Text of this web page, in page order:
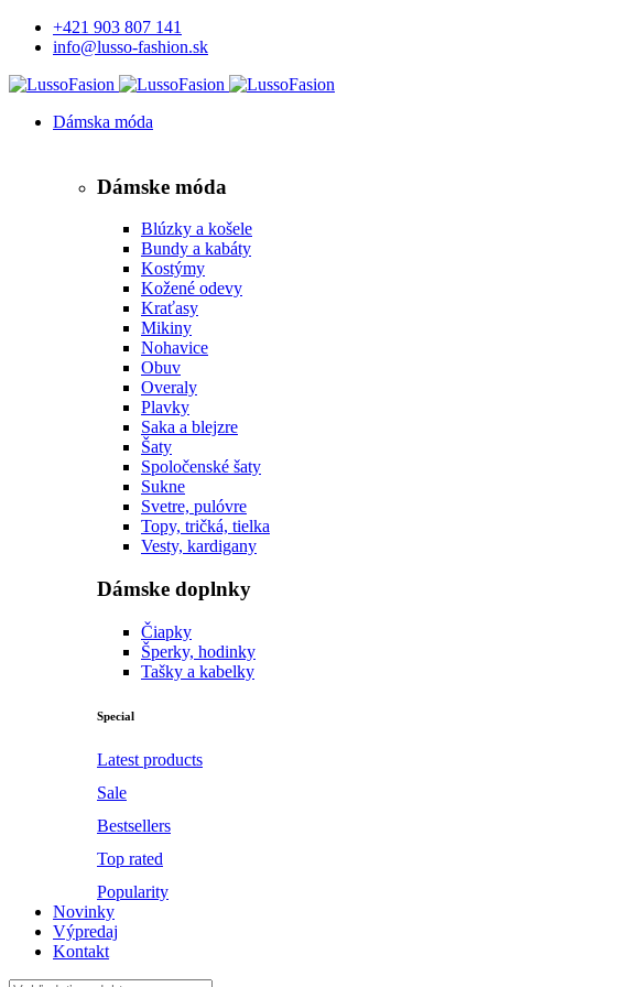
+421 903 807 141
info@lusso-fashion.sk
Dámska móda
Dámske móda
Blúzky a košele
Bundy a kabáty
Kostýmy
Kožené odevy
Kraťasy
Mikiny
Nohavice
Obuv
Overaly
Plavky
Saka a blejzre
Šaty
Spoločenské šaty
Sukne
Svetre, pulóvre
Topy, tričká, tielka
Vesty, kardigany
Dámske doplnky
Čiapky
Šperky, hodinky
Tašky a kabelky
Special
Latest products
Sale
Bestsellers
Top rated
Popularity
Novinky
Výpredaj
Kontakt